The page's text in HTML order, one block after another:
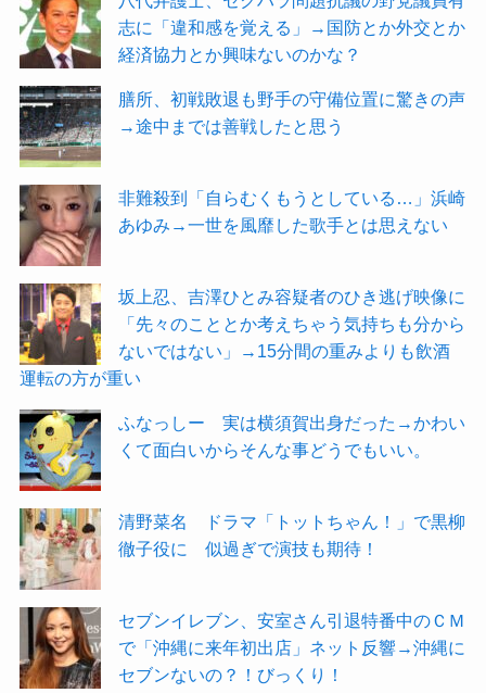
志に「違和感を覚える」→国防とか外交とか
経済協力とか興味ないのかな？
膳所、初戦敗退も野手の守備位置に驚きの声
→途中までは善戦したと思う
非難殺到「自らむくもうとしている…」浜崎
あゆみ→一世を風靡した歌手とは思えない
坂上忍、吉澤ひとみ容疑者のひき逃げ映像に
「先々のこととか考えちゃう気持ちも分から
ないではない」→15分間の重みよりも飲酒
運転の方が重い
ふなっしー 実は横須賀出身だった→かわい
くて面白いからそんな事どうでもいい。
清野菜名 ドラマ「トットちゃん！」で黒柳
徹子役に 似過ぎで演技も期待！
セブンイレブン、安室さん引退特番中のＣＭ
で「沖縄に来年初出店」ネット反響→沖縄に
セブンないの？！びっくり！